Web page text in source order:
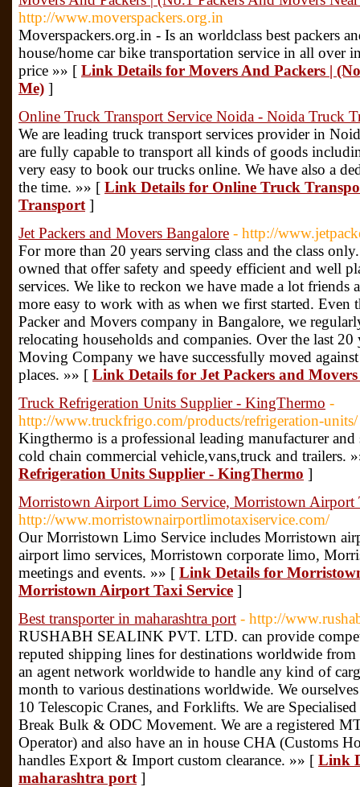
http://www.moverspackers.org.in
Moverspackers.org.in - Is an worldclass best packers
house/home car bike transportation service in all over
price »» [ Link Details for Movers And Packers |
Me) ]
Online Truck Transport Service Noida - Noida Truck
We are leading truck transport services provider in
are fully capable to transport all kinds of goods
very easy to book our trucks online. We have also a
the time. »» [ Link Details for Online Truck
Transport ]
Jet Packers and Movers Bangalore - http://
For more than 20 years serving class and the class
owned that offer safety and speedy efficient and well
services. We like to reckon we have made a lot friends
more easy to work with as when we first started. Even
Packer and Movers company in Bangalore, we
relocating households and companies. Over the last
Moving Company we have successfully moved
places.​ »» [ Link Details for Jet Packers and
Truck Refrigeration Units Supplier - KingThermo -
http://www.truckfrigo.com/products/refrigeration-units/
Kingthermo is a professional leading manufacturer
cold chain commercial vehicle,vans,truck and trailers.
Refrigeration Units Supplier - KingThermo ]
Morristown Airport Limo Service, Morristown Airport
http://www.morristownairportlimotaxiservice.com/
Our Morristown Limo Service includes Morristown
airport limo services, Morristown corporate limo,
meetings and events. »» [ Link Details for
Morristown Airport Taxi Service ]
Best transporter in maharashtra port - http://
RUSHABH SEALINK PVT. LTD. can provide
reputed shipping lines for destinations worldwide
an agent network worldwide to handle any kind of
month to various destinations worldwide. We
10 Telescopic Cranes, and Forklifts. We are
Break Bulk & ODC Movement. We are a registered
Operator) and also have an in house CHA (Customs
handles Export & Import custom clearance. »» [ Link
maharashtra port ]